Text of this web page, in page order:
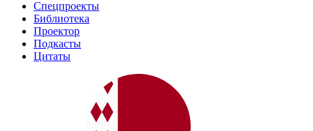
Спецпроекты
Библиотека
Проектор
Подкасты
Цитаты